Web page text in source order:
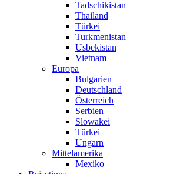
Tadschikistan
Thailand
Türkei
Turkmenistan
Usbekistan
Vietnam
Europa
Bulgarien
Deutschland
Österreich
Serbien
Slowakei
Türkei
Ungarn
Mittelamerika
Mexiko